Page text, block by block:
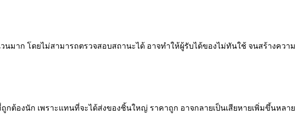
าก โดยไม่สามารถตรวจสอบสถานะได้ อาจทำให้ผู้รับได้ของไม่ทันใช้ จนสร้างความ
ต้องนัก เพราะแทนที่จะได้ส่งของชิ้นใหญ่ ราคาถูก อาจกลายเป็นเสียหายเพิ่มขึ้นหลาย